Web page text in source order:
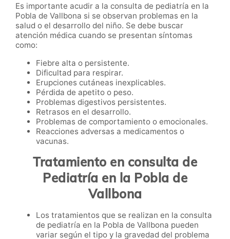
Es importante acudir a la consulta de pediatría en la
Pobla de Vallbona si se observan problemas en la
salud o el desarrollo del niño. Se debe buscar
atención médica cuando se presentan síntomas
como:
Fiebre alta o persistente.
Dificultad para respirar.
Erupciones cutáneas inexplicables.
Pérdida de apetito o peso.
Problemas digestivos persistentes.
Retrasos en el desarrollo.
Problemas de comportamiento o emocionales.
Reacciones adversas a medicamentos o
vacunas.
Tratamiento en consulta de
Pediatría en la Pobla de
Vallbona
Los tratamientos que se realizan en la consulta
de pediatría en la Pobla de Vallbona pueden
variar según el tipo y la gravedad del problema